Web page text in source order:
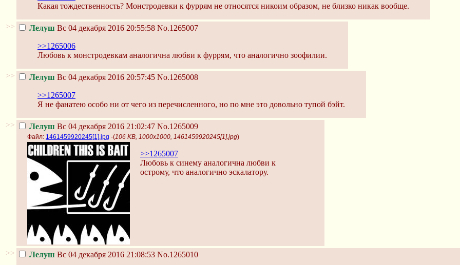
Какая тождественность? Монстродевки к фуррям не относятся никоим образом, не близко никак вообще.
>> Лелуш Вс 04 декабря 2016 20:55:58 No.1265007
>>1265006
Любовь к монстродевкам аналогична любви к фуррям, что аналогично зоофилии.
>> Лелуш Вс 04 декабря 2016 20:57:45 No.1265008
>>1265007
Я не фанатею особо ни от чего из перечисленного, но по мне это довольно тупой бэйт.
>> Лелуш Вс 04 декабря 2016 21:02:47 No.1265009
Файл: 1461459920245[1].jpg -(106 KB, 1000x1000, 1461459920245[1].jpg)
>>1265007
Любовь к синему аналогична любви к
острому, что аналогично эскалатору.
>> Лелуш Вс 04 декабря 2016 21:08:53 No.1265010